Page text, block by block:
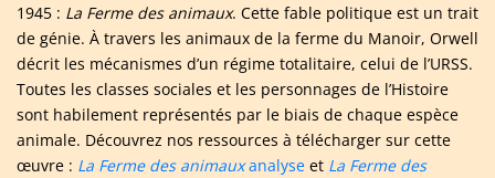
1945 : La Ferme des animaux. Cette fable politique est un trait
de génie. À travers les animaux de la ferme du Manoir, Orwell
décrit les mécanismes d’un régime totalitaire, celui de l’URSS.
Toutes les classes sociales et les personnages de l’Histoire
sont habilement représentés par le biais de chaque espèce
animale. Découvrez nos ressources à télécharger sur cette
œuvre : La Ferme des animauxanalyse et La Ferme des